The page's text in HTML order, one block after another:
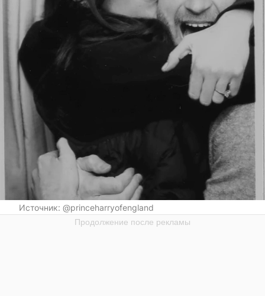
Источник: @princeharryofengland